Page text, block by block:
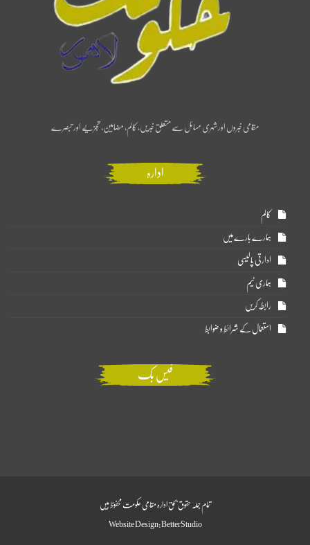
مقامی خبروں اور شہری مسائل سے متعلق خبریں، کالم، مضامین، تجزیے اور تبصرے
ادارہ
کالم
ہمارے بارے میں
ادارتی پالیسی
ہماری ٹیم
رابطہ کریں
استعمال کے شرائط و ضوابط
فیس بک
تمام جملہ حقوق بحق ادارہ مقامی حکومت محفوظ ہیں
Website Design: BetterStudio